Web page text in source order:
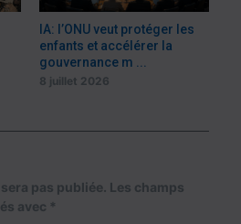
IA: l’ONU veut protéger les
enfants et accélérer la
gouvernance m ...
8 juillet 2026
pas publiée. Les champs
avec *